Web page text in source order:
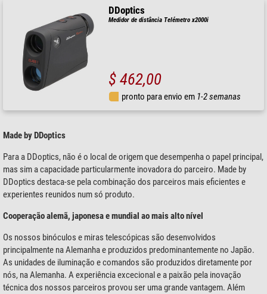
DDoptics
Medidor de distância Telémetro x2000i
$ 462,00
pronto para envio em 1-2 semanas
Made by DDoptics
Para a DDoptics, não é o local de origem que desempenha o papel principal,
mas sim a capacidade particularmente inovadora do parceiro. Made by
DDoptics destaca-se pela combinação dos parceiros mais eficientes e
experientes reunidos num só produto.
Cooperação alemã, japonesa e mundial ao mais alto nível
Os nossos binóculos e miras telescópicas são desenvolvidos
principalmente na Alemanha e produzidos predominantemente no Japão.
As unidades de iluminação e comandos são produzidos diretamente por
nós, na Alemanha. A experiência excecional e a paixão pela inovação
técnica dos nossos parceiros provou ser uma grande vantagem. Além